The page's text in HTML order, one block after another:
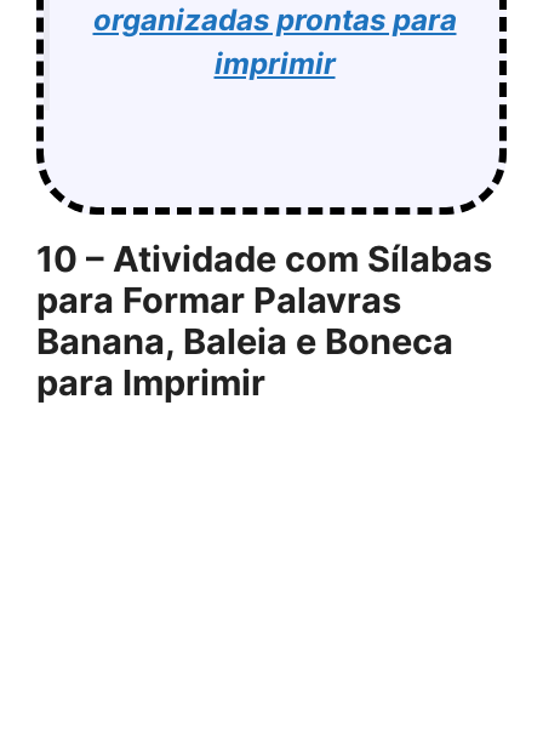
organizadas prontas para
imprimir
10 – Atividade com Sílabas
para Formar Palavras
Banana, Baleia e Boneca
para Imprimir